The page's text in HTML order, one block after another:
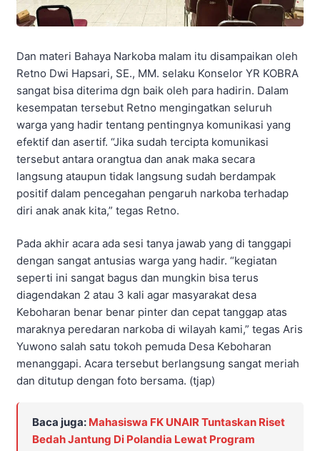
Dan materi Bahaya Narkoba malam itu disampaikan oleh
Retno Dwi Hapsari, SE., MM. selaku Konselor YR KOBRA
sangat bisa diterima dgn baik oleh para hadirin. Dalam
kesempatan tersebut Retno mengingatkan seluruh
warga yang hadir tentang pentingnya komunikasi yang
efektif dan asertif. “Jika sudah tercipta komunikasi
tersebut antara orangtua dan anak maka secara
langsung ataupun tidak langsung sudah berdampak
positif dalam pencegahan pengaruh narkoba terhadap
diri anak anak kita,” tegas Retno.
Pada akhir acara ada sesi tanya jawab yang di tanggapi
dengan sangat antusias warga yang hadir. “kegiatan
seperti ini sangat bagus dan mungkin bisa terus
diagendakan 2 atau 3 kali agar masyarakat desa
Keboharan benar benar pinter dan cepat tanggap atas
maraknya peredaran narkoba di wilayah kami,” tegas Aris
Yuwono salah satu tokoh pemuda Desa Keboharan
menanggapi. Acara tersebut berlangsung sangat meriah
dan ditutup dengan foto bersama. (tjap)
Baca juga: Mahasiswa FK UNAIR Tuntaskan Riset
Bedah Jantung Di Polandia Lewat Program